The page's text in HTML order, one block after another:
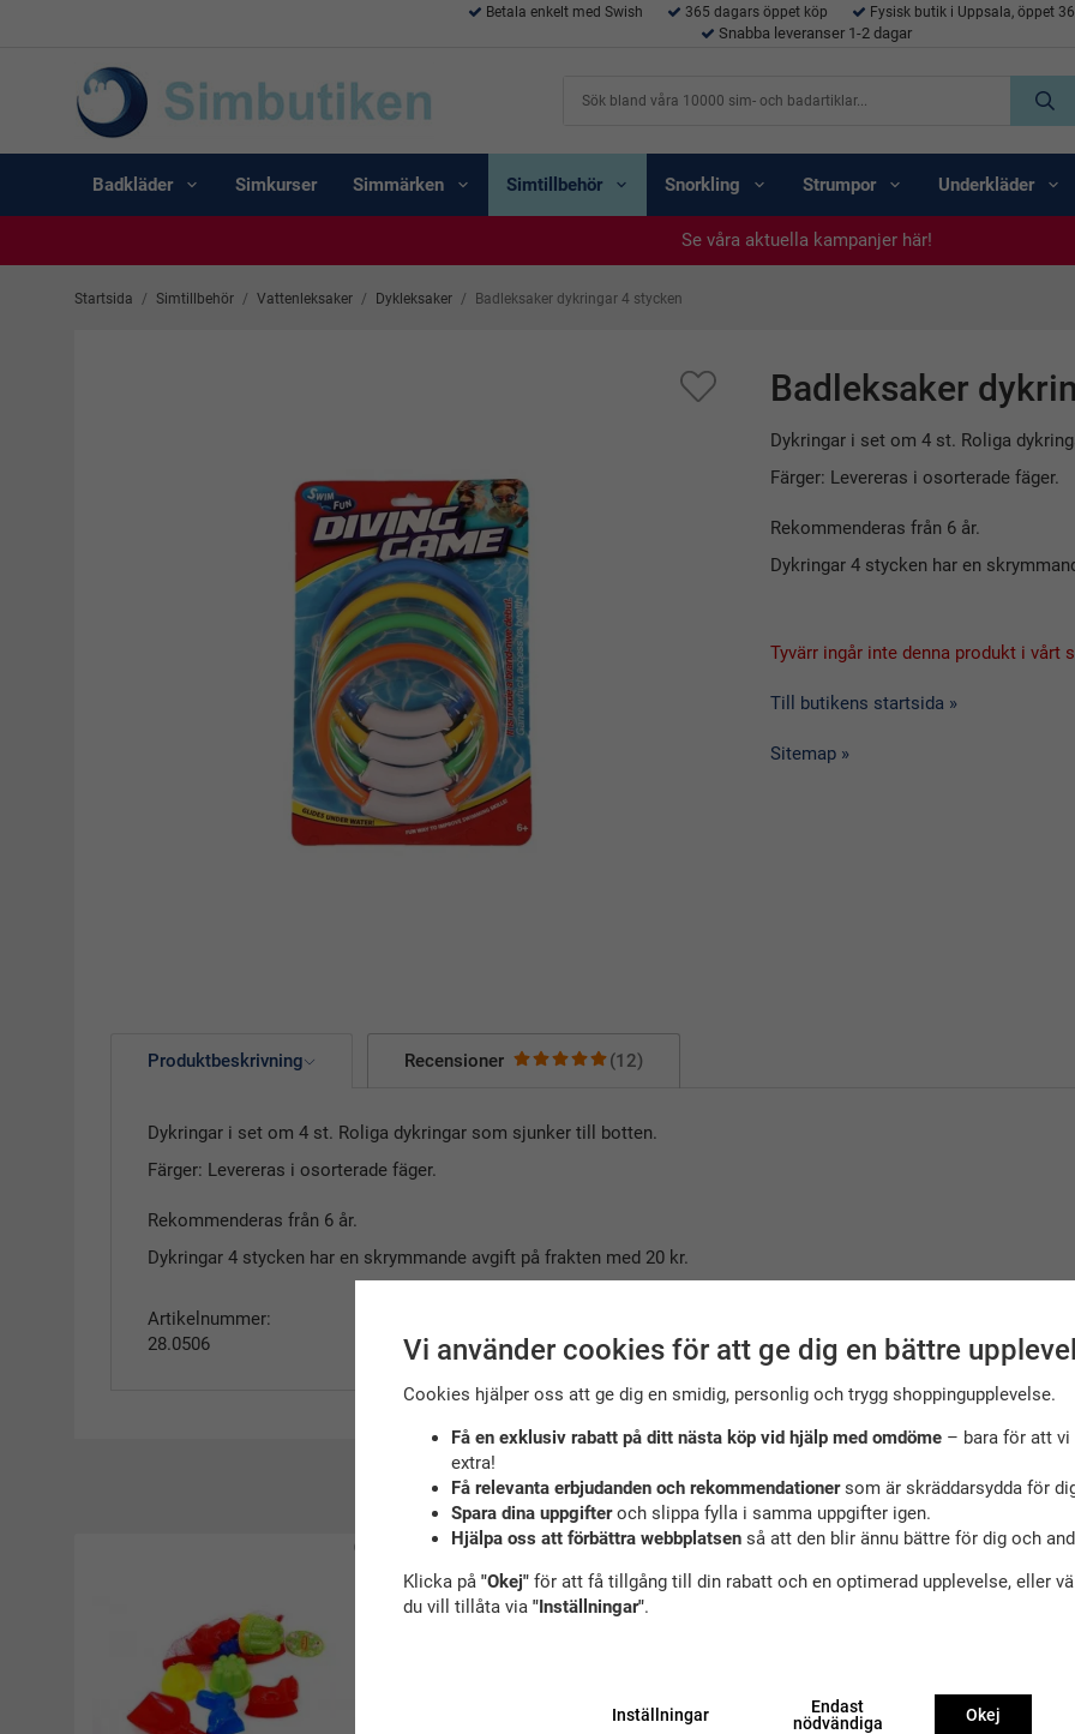
Betala enkelt med Swish 365 dagars öppet köp Fysisk butik i Uppsala, öppet
Snabba leveranser 1-2 dagar
Badkläder Simkurser Simmärken Simtillbehör Snorkling Strumpor Underkläder
Se våra aktuella kampanjer här!
Se våra aktuella kampanjer här!
Se våra aktuella kampanjer här!
Se våra aktuella kampanjer här!
Startsida / Simtillbehör / Vattenleksaker / Dykleksaker / Badleksaker dykringar 4 stycken
Badleksaker
Dykringar i set om 4 st. Roliga
Färger: Levereras i osorterade fäger.
Rekommenderas från 6 år.
Dykringar 4 stycken har en
Tyvärr ingår inte denna produkt i
Till butikens startsida »
Sitemap »
Produktbeskrivning Recensioner (12)
Dykringar i set om 4 st. Roliga dykringar som sjunker till botten.
Färger: Levereras i osorterade fäger.
Rekommenderas från 6 år.
Dykringar 4 stycken har en skrymmande avgift på frakten med 20 kr.
Artikelnummer:
28.0506
Rekommenderade tillbehör till denna produkt
Vi använder cookies för att ge dig en bättre
Cookies hjälper oss att ge dig en smidig, personlig och trygg shoppingupplevelse.
Få en exklusiv rabatt på ditt nästa köp vid hjälp med omdöme– bara för att vi
extra!
Få relevanta erbjudanden och rekommendationersom är skräddarsydda för
Spara dina uppgifteroch slippa fylla i samma uppgifter igen.
Hjälpa oss att förbättra webbplatsenså att den blir ännu bättre för dig och
Klicka på "Okej"för att få tillgång till din rabatt och en optimerad upplevelse, eller
du vill tillåta via "Inställningar".
Inställningar
Endast
nödvändiga
Okej